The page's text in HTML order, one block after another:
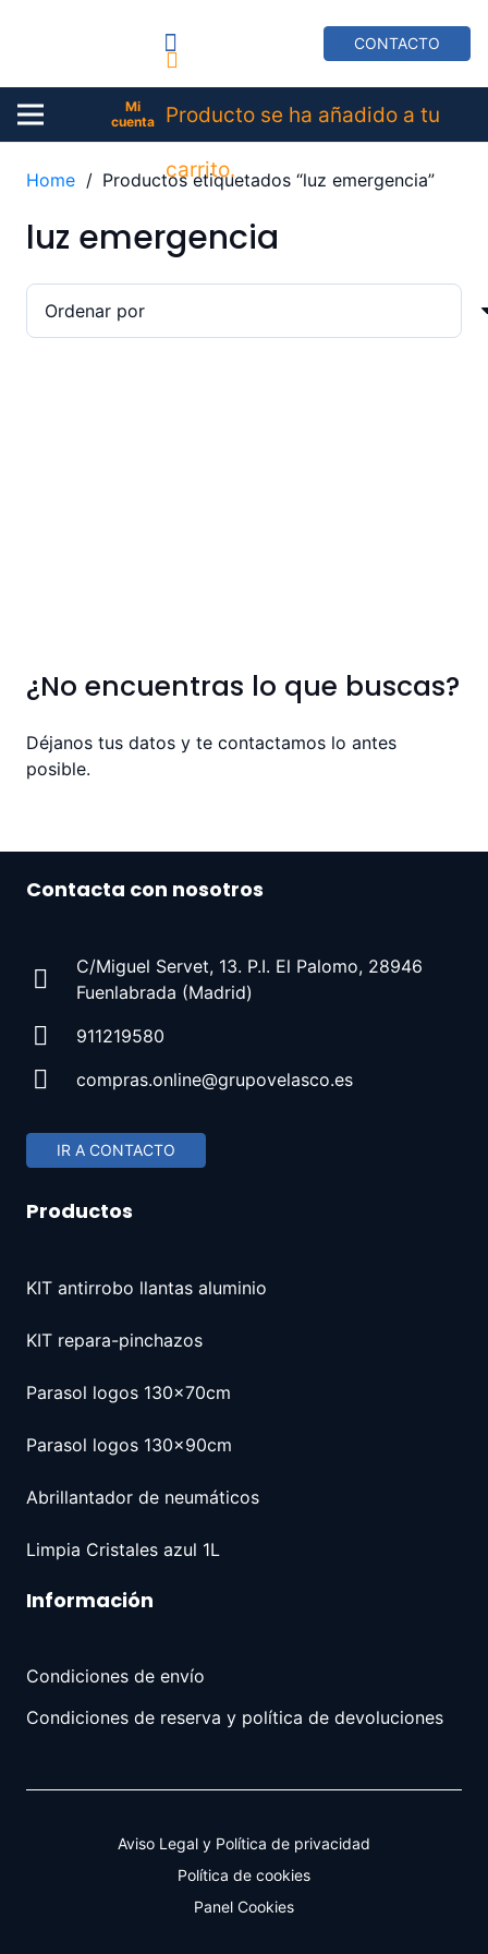
CONTACTO
Mi
cuenta
Producto se ha añadido a tu
carrito.
Home / Productos etiquetados “luz emergencia”
luz emergencia
¿No encuentras lo que buscas?
Déjanos tus datos y te contactamos lo antes
posible.
Contacta con nosotros
C/Miguel Servet, 13. P.I. El Palomo, 28946
Fuenlabrada (Madrid)
911219580
compras.online@grupovelasco.es
IR A CONTACTO
Productos
KIT antirrobo llantas aluminio
KIT repara-pinchazos
Parasol logos 130x70cm
Parasol logos 130x90cm
Abrillantador de neumáticos
Limpia Cristales azul 1L
Información
Condiciones de envío
Condiciones de reserva y política de devoluciones
Aviso Legal y Política de privacidad
Política de cookies
Panel Cookies